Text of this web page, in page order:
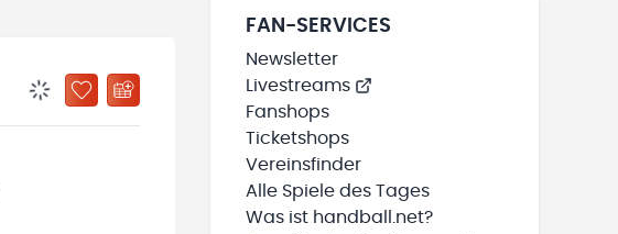
BENACHRICHTIGUNGSSTATUS WIRD GELADEN
ZU „MEINE TEAMS“ HINZUFÜGEN
FAN-SERVICES
Newsletter
Livestreams
Fanshops
Ticketshops
Vereinsfinder
Alle Spiele des Tages
Was ist handball.net?